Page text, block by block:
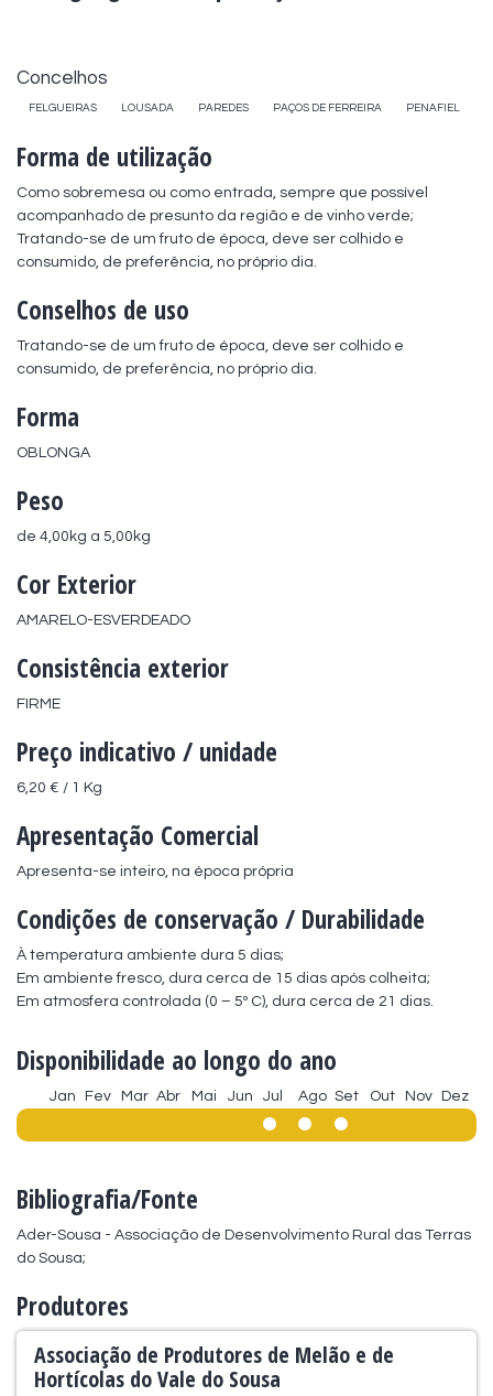
Concelhos
FELGUEIRAS LOUSADA PAREDES PAÇOS DE FERREIRA PENAFIEL
Forma de utilização
Como sobremesa ou como entrada, sempre que possível
acompanhado de presunto da região e de vinho verde;
Tratando-se de um fruto de época, deve ser colhido e
consumido, de preferência, no próprio dia.
Conselhos de uso
Tratando-se de um fruto de época, deve ser colhido e
consumido, de preferência, no próprio dia.
Forma
OBLONGA
Peso
de 4,00kg a 5,00kg
Cor Exterior
AMARELO-ESVERDEADO
Consistência exterior
FIRME
Preço indicativo / unidade
6,20 € / 1 Kg
Apresentação Comercial
Apresenta-se inteiro, na época própria
Condições de conservação / Durabilidade
À temperatura ambiente dura 5 dias;
Em ambiente fresco, dura cerca de 15 dias após colheita;
Em atmosfera controlada (0 – 5º C), dura cerca de 21 dias.
Disponibilidade ao longo do ano
Jan Fev Mar Abr Mai Jun Jul Ago Set Out Nov Dez
Bibliografia/Fonte
Ader-Sousa - Associação de Desenvolvimento Rural das Terras
do Sousa;
Produtores
Associação de Produtores de Melão e de
Hortícolas do Vale do Sousa